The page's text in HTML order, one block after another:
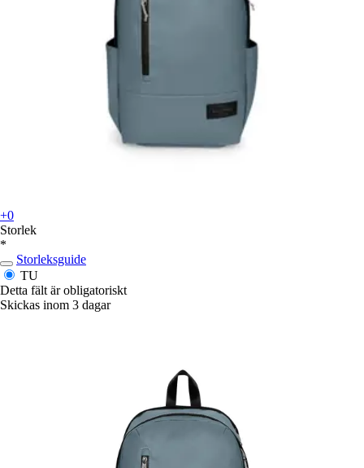
+0
Storlek
*
Storleksguide
TU
Detta fält är obligatoriskt
Skickas inom 3 dagar